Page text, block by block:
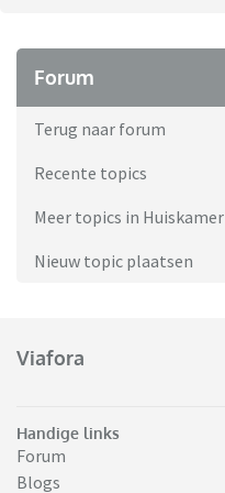
Forum
Terug naar forum
Recente topics
Meer topics in Huiskamer
Nieuw topic plaatsen
Viafora
Handige links
Forum
Blogs